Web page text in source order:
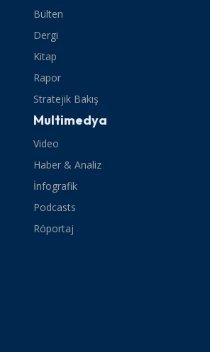
Bülten
Dergi
Kitap
Rapor
Stratejik Bakış
Multimedya
Video
Haber & Analiz
İnfografik
Podcasts
Röportaj